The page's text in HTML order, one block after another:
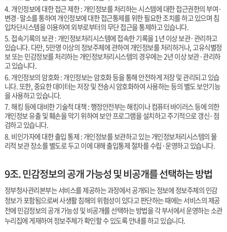
4. 개인정보에 대한 접근 제한 : 개인정보를 처리하는 시스템에 대한 접근권한의 부여·
변경·말소를 통하여 개인정보에 대한 접근통제를 위한 필요한 조치를 하고 있으며 침
입차단시스템을 이용하여 외부로부터의 무단 접근을 통제하고 있습니다.
5. 접속기록의 보관 : 개인정보처리시스템에 접속한 기록을 1년 이상 보관·관리하고
있습니다. 다만, 5만명 이상의 정보주체에 관하여 개인정보를 처리하거나, 고유식별정
보 또는 민감정보를 처리하는 개인정보처리시스템의 경우에는 2년 이상 보관·관리하
고 있습니다.
6. 개인정보의 암호화 : 개인정보는 암호화 등을 통해 안전하게 저장 및 관리되고 있습
니다. 또한, 중요한 데이터는 저장 및 전송시 암호화하여 사용하는 등의 별도 보안기능
을 사용하고 있습니다.
7. 해킹 등에 대비한 기술적 대책 : 행정안전부는 해킹이나 컴퓨터 바이러스 등에 의한
개인정보 유출 및 훼손을 막기 위하여 보안 프로그램을 설치하고 주기적으로 갱신·점
검하고 있습니다.
8. 비인가자에 대한 출입 통제 : 개인정보를 보관하고 있는 개인정보처리시스템의 물
리적 보관 장소를 별도로 두고 이에 대해 출입통제 절차를 수립·운영하고 있습니다.
9조. 민감정보의 공개 가능성 및 비공개를 선택하는 방법
정부청사관리본부는 서비스를 제공하는 과정에서 공개되는 정보에 정보주체의 민감
정보가 포함됨으로써 사생활 침해의 위험성이 있다고 판단하는 때에는 서비스의 제공
전에 민감정보의 공개 가능성 및 비공개를 선택하는 방법을 각 부서에서 운영하는 소관
누리집에 게재하여 정보주체가 확인할 수 있도록 안내를 하고 있습니다.